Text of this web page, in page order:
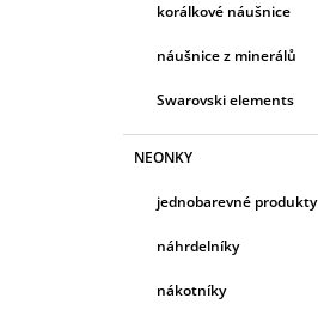
korálkové náušnice
náušnice z minerálů
Swarovski elements
NEONKY
jednobarevné produkty
náhrdelníky
nákotníky